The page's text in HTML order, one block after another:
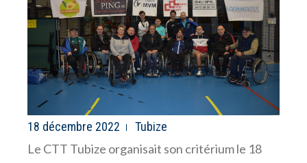
18 décembre 2022 Tubize
Le CTT Tubize organisait son critérium le 18